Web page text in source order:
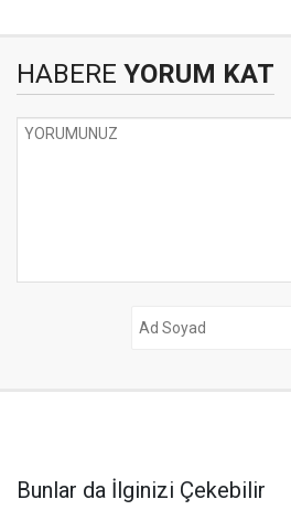
HABERE YORUM KAT
Bunlar da İlginizi Çekebilir